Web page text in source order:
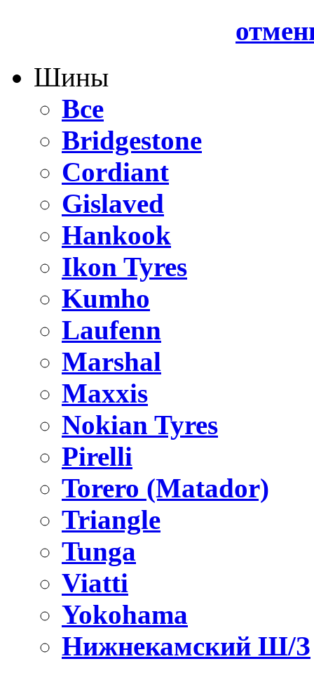
Шины
Все
Bridgestone
Cordiant
Gislaved
Hankook
Ikon Tyres
Kumho
Laufenn
Marshal
Maxxis
Nokian Tyres
Pirelli
Torero (Matador)
Triangle
Tunga
Viatti
Yokohama
Нижнекамский Ш/З